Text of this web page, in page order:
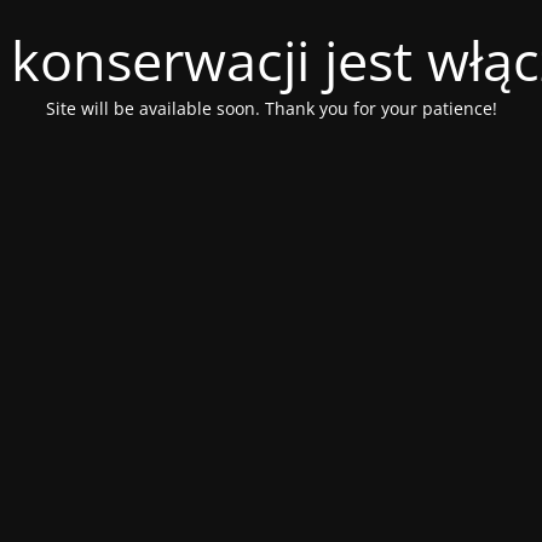
jest
Site will be available soon. Thank you for your patience!